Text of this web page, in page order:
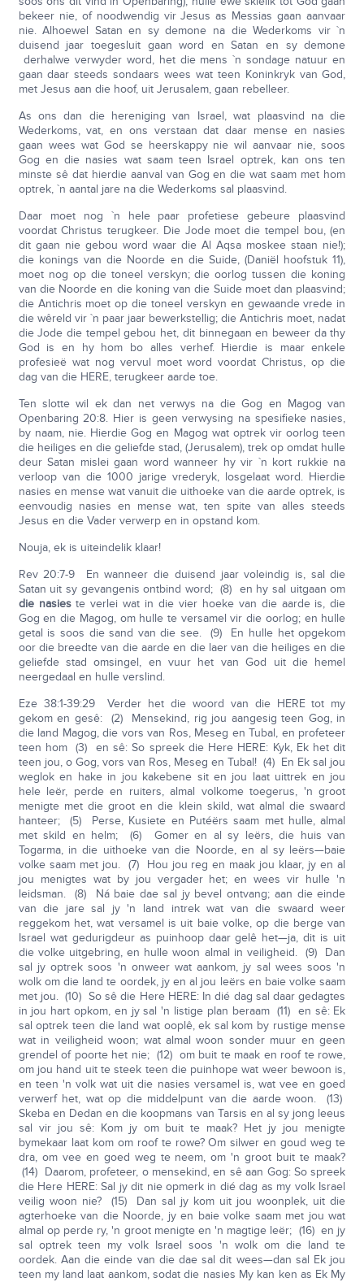
bekeer nie, of noodwendig vir Jesus as Messias gaan aanvaar
nie. Alhoewel Satan en sy demone na die Wederkoms vir `n
duisend jaar toegesluit gaan word en Satan en sy demone
derhalwe verwyder word, het die mens `n sondage natuur en
gaan daar steeds sondaars wees wat teen Koninkryk van God,
met Jesus aan die hoof, uit Jerusalem, gaan rebelleer.
As ons dan die hereniging van Israel, wat plaasvind na die
Wederkoms, vat, en ons verstaan dat daar mense en nasies
gaan wees wat God se heerskappy nie wil aanvaar nie, soos
Gog en die nasies wat saam teen Israel optrek, kan ons ten
minste sê dat hierdie aanval van Gog en die wat saam met hom
optrek, `n aantal jare na die Wederkoms sal plaasvind.
Daar moet nog `n hele paar profetiese gebeure plaasvind
voordat Christus terugkeer. Die Jode moet die tempel bou, (en
dit gaan nie gebou word waar die Al Aqsa moskee staan nie!);
die konings van die Noorde en die Suide, (Daniël hoofstuk 11),
moet nog op die toneel verskyn; die oorlog tussen die koning
van die Noorde en die koning van die Suide moet dan plaasvind;
die Antichris moet op die toneel verskyn en gewaande vrede in
die wêreld vir `n paar jaar bewerkstellig; die Antichris moet, nadat
die Jode die tempel gebou het, dit binnegaan en beweer da thy
God is en hy hom bo alles verhef. Hierdie is maar enkele
profesieë wat nog vervul moet word voordat Christus, op die
dag van die HERE, terugkeer aarde toe.
Ten slotte wil ek dan net verwys na die Gog en Magog van
Openbaring 20:8. Hier is geen verwysing na spesifieke nasies,
by naam, nie. Hierdie Gog en Magog wat optrek vir oorlog teen
die heiliges en die geliefde stad, (Jerusalem), trek op omdat hulle
deur Satan mislei gaan word wanneer hy vir `n kort rukkie na
verloop van die 1000 jarige vrederyk, losgelaat word. Hierdie
nasies en mense wat vanuit die uithoeke van die aarde optrek, is
eenvoudig nasies en mense wat, ten spite van alles steeds
Jesus en die Vader verwerp en in opstand kom.
Nouja, ek is uiteindelik klaar!
Rev 20:7-9 En wanneer die duisend jaar voleindig is, sal die
Satan uit sy gevangenis ontbind word; (8) en hy sal uitgaan om
die nasieste verlei wat in die vier hoeke van die aarde is, die
Gog en die Magog, om hulle te versamel vir die oorlog; en hulle
getal is soos die sand van die see. (9) En hulle het opgekom
oor die breedte van die aarde en die laer van die heiliges en die
geliefde stad omsingel, en vuur het van God uit die hemel
neergedaal en hulle verslind.
Eze 38:1-39:29 Verder het die woord van die HERE tot my
gekom en gesê: (2) Mensekind, rig jou aangesig teen Gog, in
die land Magog, die vors van Ros, Meseg en Tubal, en profeteer
teen hom (3) en sê: So spreek die Here HERE: Kyk, Ek het dit
teen jou, o Gog, vors van Ros, Meseg en Tubal! (4) En Ek sal jou
weglok en hake in jou kakebene sit en jou laat uittrek en jou
hele leër, perde en ruiters, almal volkome toegerus, 'n groot
menigte met die groot en die klein skild, wat almal die swaard
hanteer; (5) Perse, Kusiete en Putéërs saam met hulle, almal
met skild en helm; (6) Gomer en al sy leërs, die huis van
Togarma, in die uithoeke van die Noorde, en al sy leërs—baie
volke saam met jou. (7) Hou jou reg en maak jou klaar, jy en al
jou menigtes wat by jou vergader het; en wees vir hulle 'n
leidsman. (8) Ná baie dae sal jy bevel ontvang; aan die einde
van die jare sal jy 'n land intrek wat van die swaard weer
reggekom het, wat versamel is uit baie volke, op die berge van
Israel wat gedurigdeur as puinhoop daar gelê het—ja, dit is uit
die volke uitgebring, en hulle woon almal in veiligheid. (9) Dan
sal jy optrek soos 'n onweer wat aankom, jy sal wees soos 'n
wolk om die land te oordek, jy en al jou leërs en baie volke saam
met jou. (10) So sê die Here HERE: In dié dag sal daar gedagtes
in jou hart opkom, en jy sal 'n listige plan beraam (11) en sê: Ek
sal optrek teen die land wat ooplê, ek sal kom by rustige mense
wat in veiligheid woon; wat almal woon sonder muur en geen
grendel of poorte het nie; (12) om buit te maak en roof te rowe,
om jou hand uit te steek teen die puinhope wat weer bewoon is,
en teen 'n volk wat uit die nasies versamel is, wat vee en goed
verwerf het, wat op die middelpunt van die aarde woon. (13)
Skeba en Dedan en die koopmans van Tarsis en al sy jong leeus
sal vir jou sê: Kom jy om buit te maak? Het jy jou menigte
bymekaar laat kom om roof te rowe? Om silwer en goud weg te
dra, om vee en goed weg te neem, om 'n groot buit te maak?
(14) Daarom, profeteer, o mensekind, en sê aan Gog: So spreek
die Here HERE: Sal jy dit nie opmerk in dié dag as my volk Israel
veilig woon nie? (15) Dan sal jy kom uit jou woonplek, uit die
agterhoeke van die Noorde, jy en baie volke saam met jou wat
almal op perde ry, 'n groot menigte en 'n magtige leër; (16) en jy
sal optrek teen my volk Israel soos 'n wolk om die land te
oordek. Aan die einde van die dae sal dit wees—dan sal Ek jou
teen my land laat aankom, sodat die nasies My kan ken as Ek My